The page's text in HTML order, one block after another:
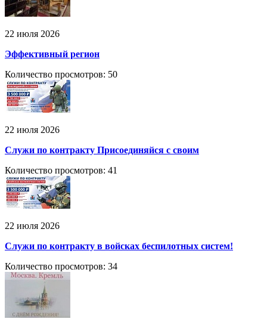
22 июля 2026
Эффективный регион
Количество просмотров: 50
22 июля 2026
Служи по контракту Присоединяйся с своим
Количество просмотров: 41
22 июля 2026
Служи по контракту в войсках беспилотных систем!
Количество просмотров: 34